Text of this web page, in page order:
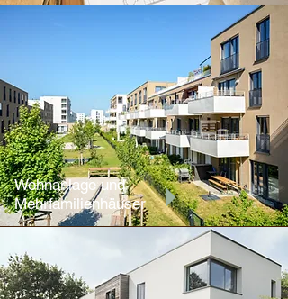
Wohnanlage und
Mehrfamilienhäuser